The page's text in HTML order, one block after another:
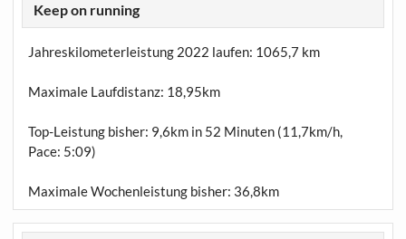
Keep on running
Jahreskilometerleistung 2022 laufen: 1065,7 km
Maximale Laufdistanz: 18,95km
Top-Leistung bisher: 9,6km in 52 Minuten (11,7km/h,
Pace: 5:09)
Maximale Wochenleistung bisher: 36,8km